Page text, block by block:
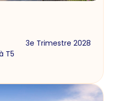
3e Trimestre 2028
T5